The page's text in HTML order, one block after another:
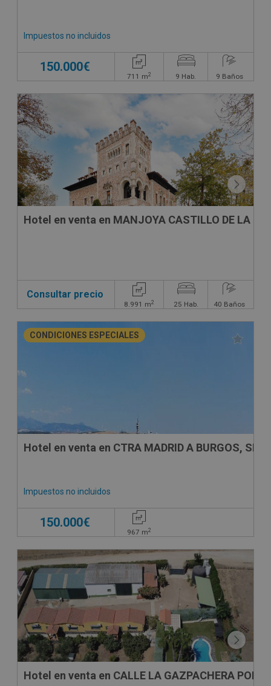
Impuestos no incluidos
150.000€
711 m2 9 Hab. 9 Baños
CONDICIONES ESPECIALES
Hotel en venta en MANJOYA CASTILLO DE LA
Consultar precio
8.991 m2 25 Hab. 40 Baños
CONDICIONES ESPECIALES
Hotel en venta en CTRA MADRID A BURGOS, SN
Impuestos no incluidos
150.000€
967 m2
Hotel en venta en CALLE LA GAZPACHERA